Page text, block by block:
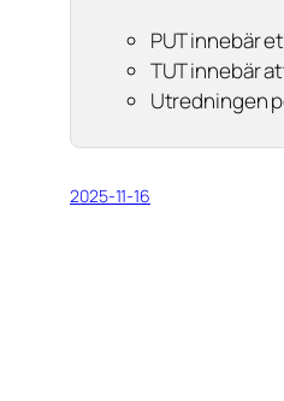
PUT innebär
TUT innebär
Utredningen
2025-11-16